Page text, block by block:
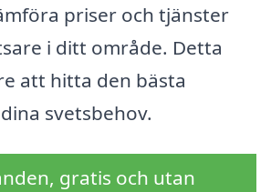
priser och tjänster
i ditt område. Detta
att hitta den bästa
svetsbehov.
gratis och utan